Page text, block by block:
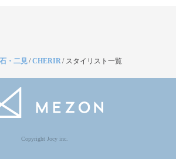
・二見/CHERIR/ スタイリスト一覧
Copyright Jocy inc.